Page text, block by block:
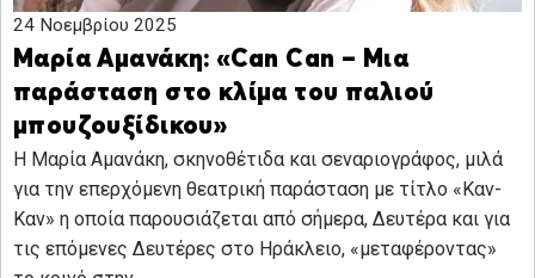
24 Νοεμβρίου 2025
Μαρία Αμανάκη: «Can Can – Μια
παράσταση στο κλίμα του παλιού
μπουζουξίδικου»
Η Μαρία Αμανάκη, σκηνοθέτιδα και σεναριογράφος, μιλά
για την επερχόμενη θεατρική παράσταση με τίτλο «Καν-
Καν» η οποία παρουσιάζεται από σήμερα, Δευτέρα και για
τις επόμενες Δευτέρες στο Ηράκλειο, «μεταφέροντας»